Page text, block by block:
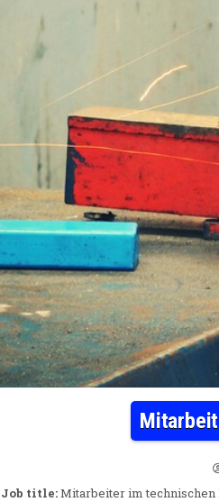
Job title:Mitarbeiter im